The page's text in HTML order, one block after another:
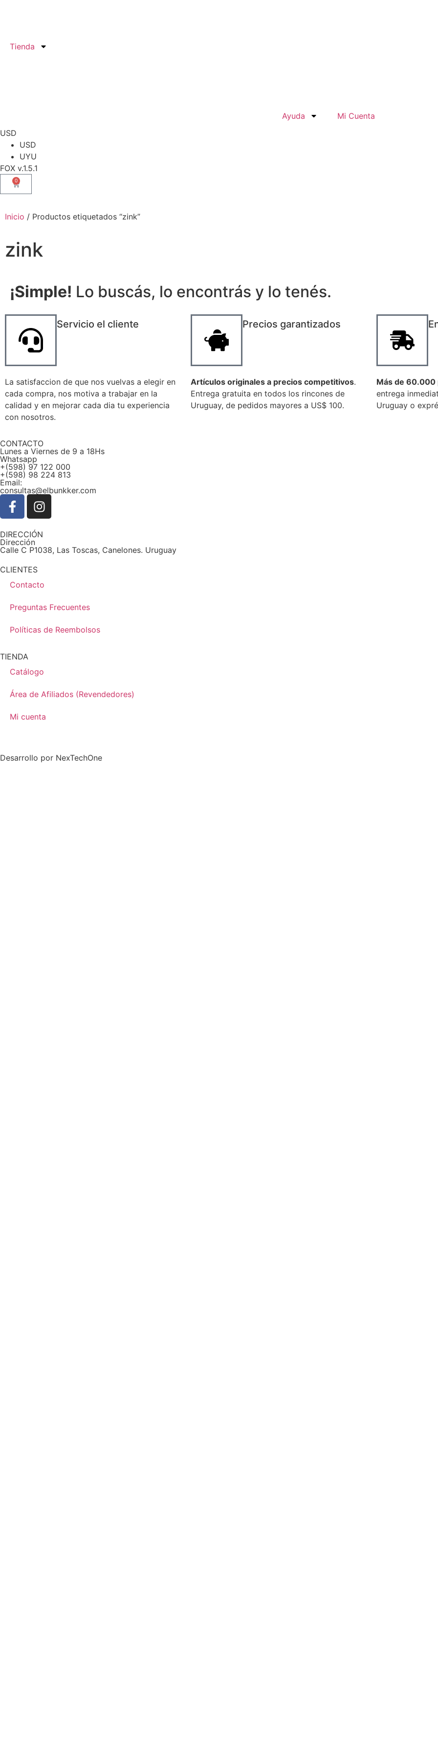
Tienda
Ayuda
Mi Cuenta
USD
USD
UYU
FOX v.1.5.1
0
Inicio / Productos etiquetados “zink”
zink
¡Simple! Lo buscás, lo encontrás y lo tenés.
Servicio el cliente
La satisfaccion de que nos vuelvas a elegir en
cada compra, nos motiva a trabajar en la
calidad y en mejorar cada dia tu experiencia
con nosotros.
Precios garantizados
Artículos originales a precios competitivos.
Entrega gratuita en todos los rincones de
Uruguay, de pedidos mayores a US$ 100.
Más de
entrega
Uruguay o
CONTACTO
Lunes a Viernes de 9 a 18Hs
Whatsapp
+(598) 97 122 000
+(598) 98 224 813
Email:
consultas@elbunkker.com
DIRECCIÓN
Dirección
Calle C P1038, Las Toscas, Canelones. Uruguay
CLIENTES
Contacto
Preguntas Frecuentes
Políticas de Reembolsos
TIENDA
Catálogo
Área de Afiliados (Revendedores)
Mi cuenta
Desarrollo por NexTechOne